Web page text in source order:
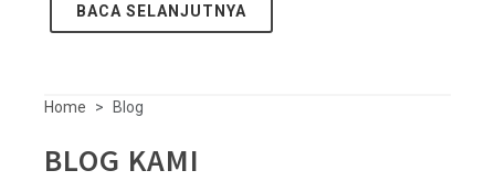
BACA SELANJUTNYA
Home Blog
BLOG KAMI